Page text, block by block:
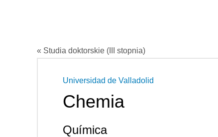
« Studia doktorskie (III stopnia)
Universidad de Valladolid
Chemia
Química